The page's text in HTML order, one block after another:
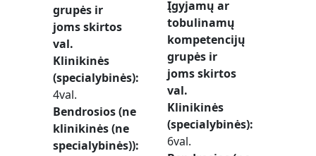
grupės ir
joms skirtos
val.
Klinikinės
(specialybinės)
4val.
Bendrosios (ne
klinikinės (ne
specialybinės))
Įgyjamų ar
tobulinamų
kompetencijų
grupės ir
joms skirtos
val.
Klinikinės
(specialybinės)
6val.